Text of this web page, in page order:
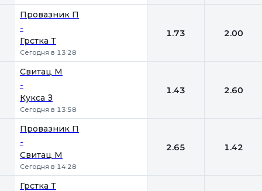
Провазник П
-
Грстка Т
Сегодня в 13:28
1.73 2.00
Свитац М
-
Кукса З
Сегодня в 13:58
1.43 2.60
Провазник П
-
Свитац М
Сегодня в 14:28
2.65 1.42
Грстка Т